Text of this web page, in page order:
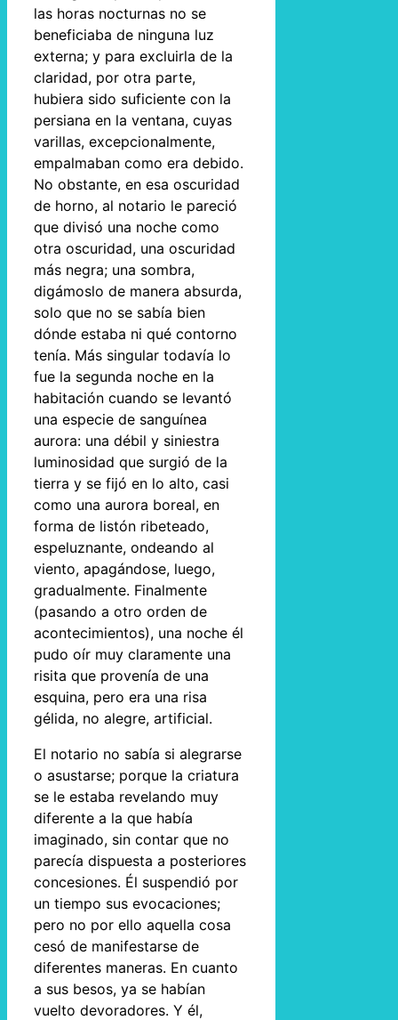
las horas nocturnas no se
beneficiaba de ninguna luz
externa; y para excluirla de la
claridad, por otra parte,
hubiera sido suficiente con la
persiana en la ventana, cuyas
varillas, excepcionalmente,
empalmaban como era debido.
No obstante, en esa oscuridad
de horno, al notario le pareció
que divisó una noche como
otra oscuridad, una oscuridad
más negra; una sombra,
digámoslo de manera absurda,
solo que no se sabía bien
dónde estaba ni qué contorno
tenía. Más singular todavía lo
fue la segunda noche en la
habitación cuando se levantó
una especie de sanguínea
aurora: una débil y siniestra
luminosidad que surgió de la
tierra y se fijó en lo alto, casi
como una aurora boreal, en
forma de listón ribeteado,
espeluznante, ondeando al
viento, apagándose, luego,
gradualmente. Finalmente
(pasando a otro orden de
acontecimientos), una noche él
pudo oír muy claramente una
risita que provenía de una
esquina, pero era una risa
gélida, no alegre, artificial.
El notario no sabía si alegrarse
o asustarse; porque la criatura
se le estaba revelando muy
diferente a la que había
imaginado, sin contar que no
parecía dispuesta a posteriores
concesiones. Él suspendió por
un tiempo sus evocaciones;
pero no por ello aquella cosa
cesó de manifestarse de
diferentes maneras. En cuanto
a sus besos, ya se habían
vuelto devoradores. Y él,